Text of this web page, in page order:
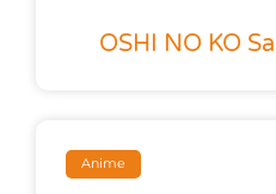
OSHI NO KO
Anime